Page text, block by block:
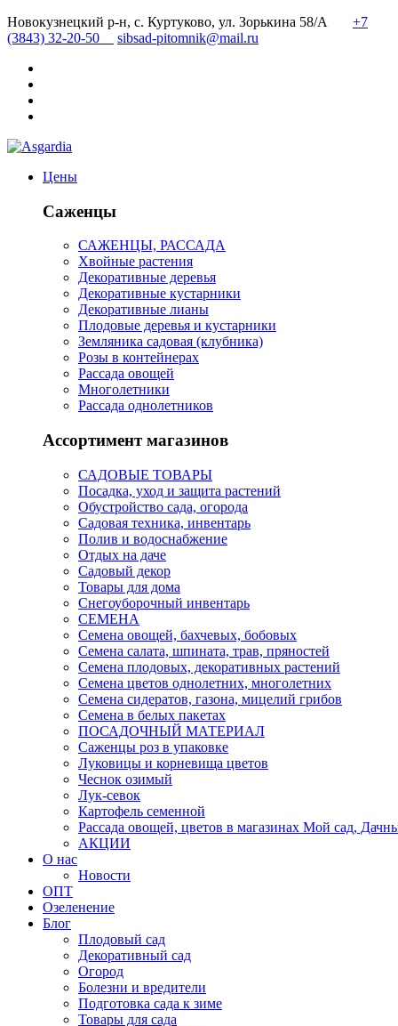
Новокузнецкий р-н, с. Куртуково, ул. Зорькина 58/А
+7
(3843) 32-20-50
sibsad-pitomnik@mail.ru
Цены
Саженцы
САЖЕНЦЫ, РАССАДА
Хвойные растения
Декоративные деревья
Декоративные кустарники
Декоративные лианы
Плодовые деревья и кустарники
Земляника садовая (клубника)
Розы в контейнерах
Рассада овощей
Многолетники
Рассада однолетников
Ассортимент магазинов
САДОВЫЕ ТОВАРЫ
Посадка, уход и защита растений
Обустройство сада, огорода
Садовая техника, инвентарь
Полив и водоснабжение
Отдых на даче
Садовый декор
Товары для дома
Снегоуборочный инвентарь
СЕМЕНА
Семена овощей, бахчевых, бобовых
Семена салата, шпината, трав, пряностей
Семена плодовых, декоративных растений
Семена цветов однолетних, многолетних
Семена сидератов, газона, мицелий грибов
Семена в белых пакетах
ПОСАДОЧНЫЙ МАТЕРИАЛ
Саженцы роз в упаковке
Луковицы и корневища цветов
Чеснок озимый
Лук-севок
Картофель семенной
Рассада овощей, цветов в магазинах Мой сад,
АКЦИИ
О нас
Новости
ОПТ
Озеленение
Блог
Плодовый сад
Декоративный сад
Огород
Болезни и вредители
Подготовка сада к зиме
Товары для сада